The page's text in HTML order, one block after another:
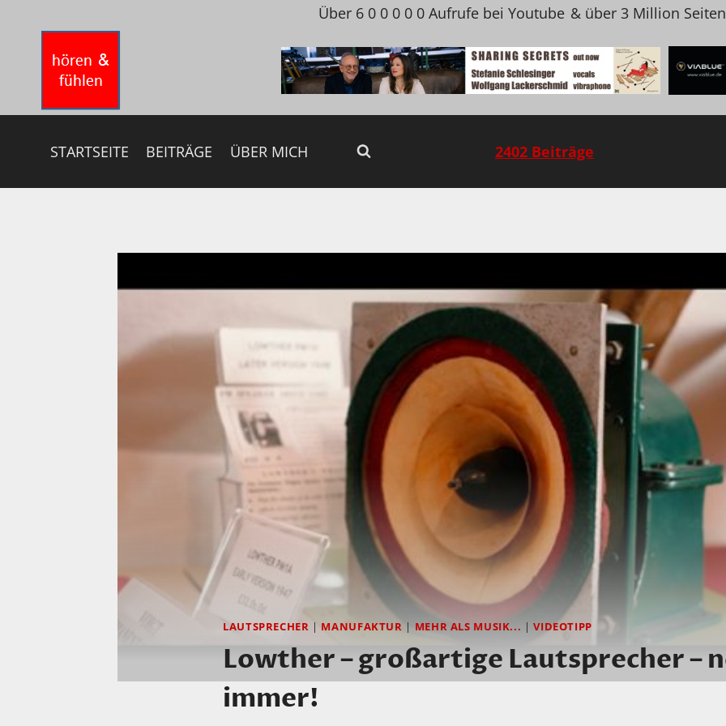
springen
Über 6 0 0 0 0 0 Aufrufe bei Youtube & über 3 Million
STARTSEITE BEITRÄGE ÜBER MICH 2402 Beiträge
LAUTSPRECHER | MANUFAKTUR | MEHR ALS MUSIK... |VIDEOTIPP
Lowther – großartige Lautsprecher –
immer!